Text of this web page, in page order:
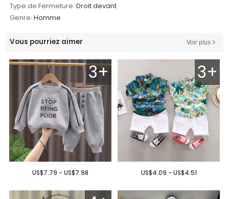
Type de Fermeture: Droit devant
Genre: Homme
Vous pourriez aimer Voir plus
3+
US$7.79 - US$7.98
3+
US$4.09 - US$4.51